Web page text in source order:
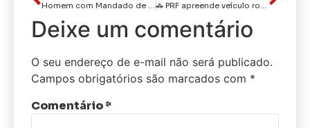
Homem com Mandado de Prisão é Capturado pela Força Tática na Comunidade São Lourenço 🚓 PRF apreende veículo roubado com 30 kg de droga após acompanhamento tático e disparos de armas de fogo na BR-104, em Queimadas/PB
Deixe um comentário
O seu endereço de e-mail não será publicado.
Campos obrigatórios são marcados com *
Comentário*